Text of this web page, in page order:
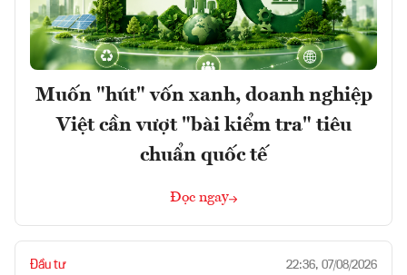
Muốn "hút" vốn xanh, doanh nghiệp
Việt cần vượt "bài kiểm tra" tiêu
chuẩn quốc tế
Đọc ngay
Đầu tư 22:36, 07/08/2026